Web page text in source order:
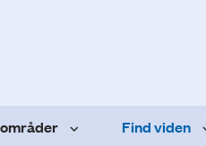
Find viden